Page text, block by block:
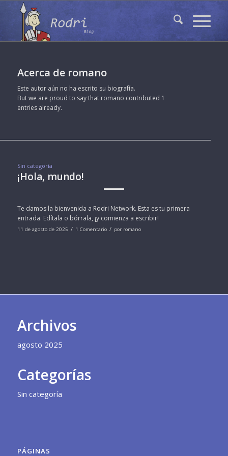
Acerca de romano
Este autor aún no ha escrito su biografía.
But we are proud to say that romano contributed 1
entries already.
Sin categoría
¡Hola, mundo!
Te damos la bienvenida a Rodri Network. Esta es tu primera
entrada. Edítala o bórrala, ¡y comienza a escribir!
11 de agosto de 2025 / 1 Comentario / por romano
Archivos
agosto 2025
Categorías
Sin categoría
PÁGINAS